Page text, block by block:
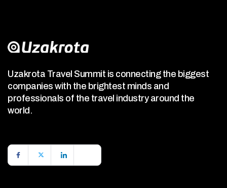
Uzakrota Travel Summit is connecting the biggest
companies with the brightest minds and
professionals of the travel industry around the
world.